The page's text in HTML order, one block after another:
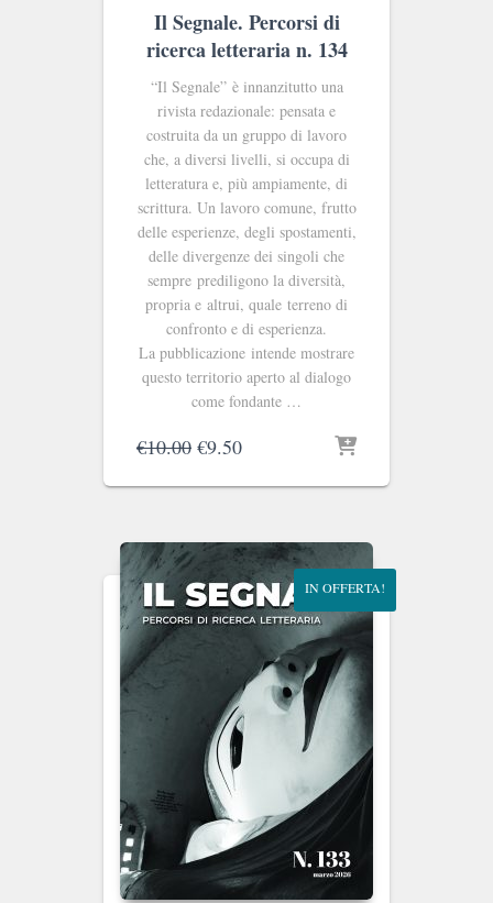
Il Segnale. Percorsi di
ricerca letteraria n. 134
“Il Segnale” è innanzitutto una
rivista redazionale: pensata e
costruita da un gruppo di lavoro
che, a diversi livelli, si occupa di
letteratura e, più ampiamente, di
scrittura. Un lavoro comune, frutto
delle esperienze, degli spostamenti,
delle divergenze dei singoli che
sempre prediligono la diversità,
propria e altrui, quale terreno di
confronto e di esperienza.
La pubblicazione intende mostrare
questo territorio aperto al dialogo
come fondante …
€10.00 Il
originale
€10.00.
€9.50Il
attuale
€9.50.
IN OFFERTA!